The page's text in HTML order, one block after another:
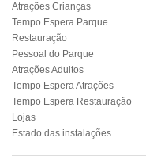
Atrações Crianças
Tempo Espera Parque
Restauração
Pessoal do Parque
Atrações Adultos
Tempo Espera Atrações
Tempo Espera Restauração
Lojas
Estado das instalações